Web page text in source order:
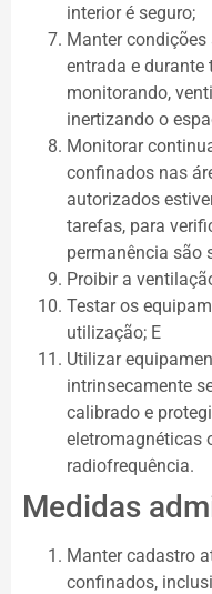
interior é seguro;
Manter
entrada e durante
monitorando,
inertizando o
Monitorar
confinados nas
autorizados
tarefas, para
permanência são
Proibir a
Testar os
utilização; E
Utilizar
intrinsecamente
calibrado e
eletromagnéticas
radiofrequência.
Medidas
Manter cadastro
confinados,